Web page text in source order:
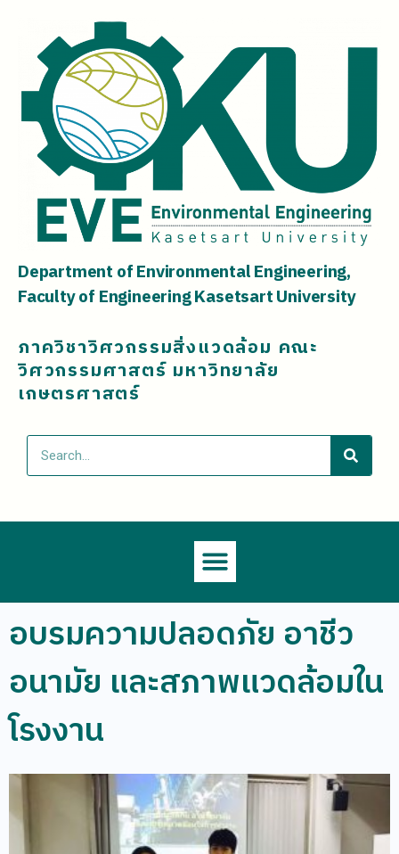
Department of Environmental Engineering,
Faculty of Engineering Kasetsart University
ภาควิชาวิศวกรรมสิ่งแวดล้อม คณะ
วิศวกรรมศาสตร์ มหาวิทยาลัย
เกษตรศาสตร์
อบรมความปลอดภัย อาชีว
อนามัย และสภาพแวดล้อมใน
โรงงาน